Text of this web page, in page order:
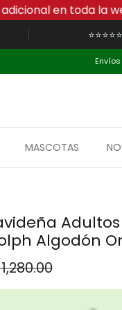
de descuento
Envíos
MASCOTAS
Algodón
normal